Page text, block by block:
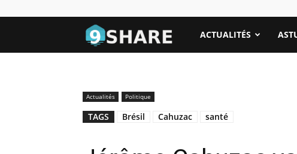
NeufShares
ACTUALITÉS
Actualités Politique
TAGS Brésil Cahuzac santé